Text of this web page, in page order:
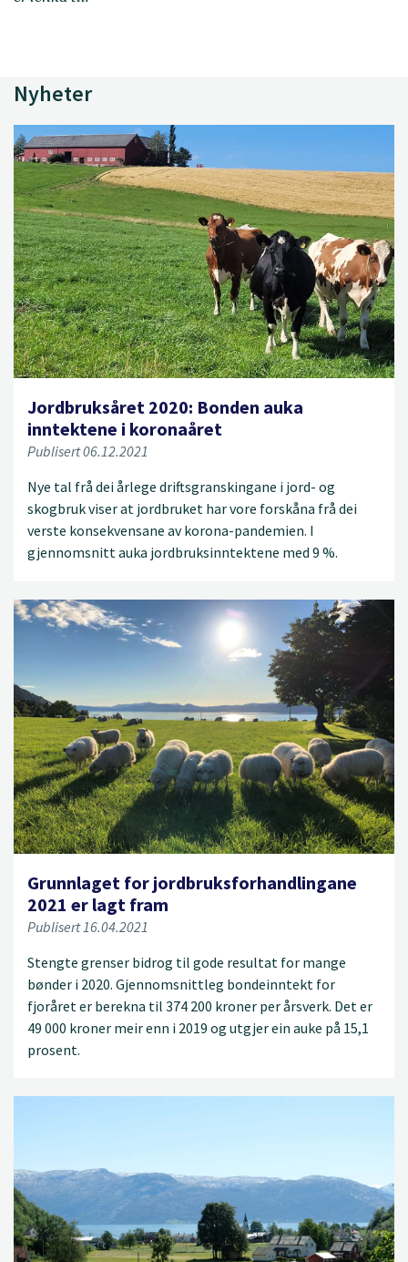
Nyheter
Jordbruksåret 2020: Bonden auka
inntektene i koronaåret
Publisert 06.12.2021
Nye tal frå dei årlege driftsgranskingane i jord- og
skogbruk viser at jordbruket har vore forskåna frå dei
verste konsekvensane av korona-pandemien. I
gjennomsnitt auka jordbruksinntektene med 9 %.
Grunnlaget for jordbruksforhandlingane
2021 er lagt fram
Publisert 16.04.2021
Stengte grenser bidrog til gode resultat for mange
bønder i 2020. Gjennomsnittleg bondeinntekt for
fjoråret er berekna til 374 200 kroner per årsverk. Det er
49 000 kroner meir enn i 2019 og utgjer ein auke på 15,1
prosent.